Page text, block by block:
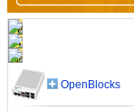
OpenBlocks